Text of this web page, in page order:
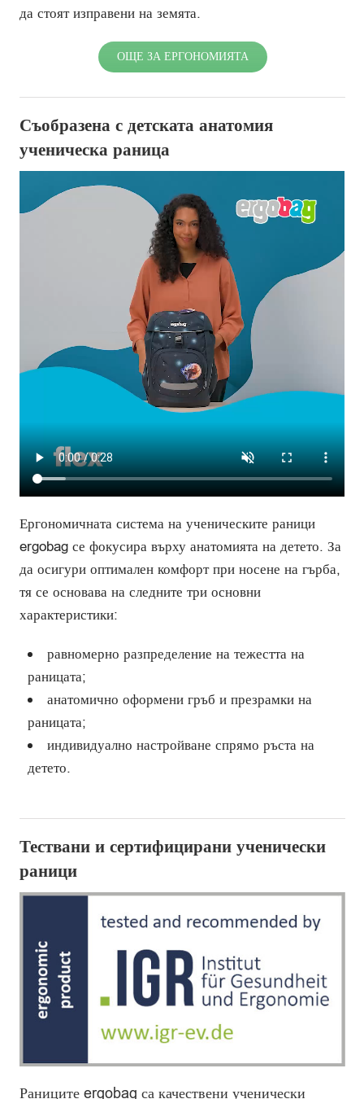
да стоят изправени на земята.
ОЩЕ ЗА ЕРГОНОМИЯТА
Съобразена с детската анатомия
ученическа раница
Ергономичната система на ученическите раници
ergobag се фокусира върху анатомията на детето. За
да осигури оптимален комфорт при носене на гърба,
тя се основава на следните три основни
характеристики:
равномерно разпределение на тежестта на
раницата;
анатомично оформени гръб и презрамки на
раницата;
индивидуално настройване спрямо ръста на
детето.
Тествани и сертифицирани ученически
раници
Раниците ergobag са качествени ученически